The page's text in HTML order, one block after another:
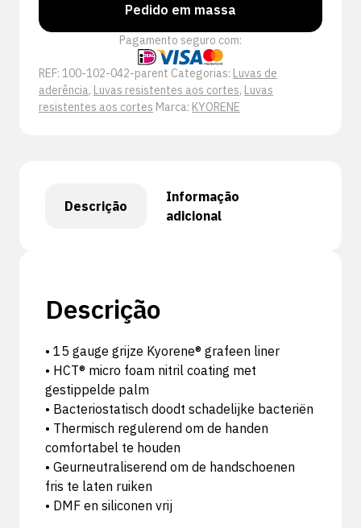
Pedido em massa
Pagamento seguro com:
REF: 100-102-042-parent Categorias: Luvas de
aderência, Luvas resistentes aos cortes, Luvas
resistentes aos cortes Marca: KYORENE
Descrição
Informação
adicional
Descrição
• 15 gauge grijze Kyorene® grafeen liner
• HCT® micro foam nitril coating met
gestippelde palm
• Bacteriostatisch doodt schadelijke bacteriën
• Thermisch regulerend om de handen
comfortabel te houden
• Geurneutraliserend om de handschoenen
fris te laten ruiken
• DMF en siliconen vrij